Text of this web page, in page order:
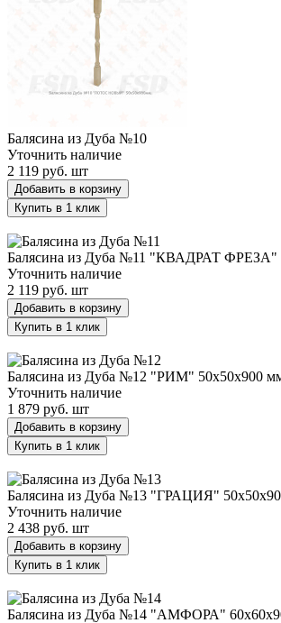
Балясина из Дуба №10
Уточнить наличие
2 119 руб. шт
Добавить в корзину
Купить в 1 клик
Балясина из Дуба №11 "КВАДРАТ ФРЕЗА"
Уточнить наличие
2 119 руб. шт
Добавить в корзину
Купить в 1 клик
Балясина из Дуба №12 "РИМ" 50х50х900
Уточнить наличие
1 879 руб. шт
Добавить в корзину
Купить в 1 клик
Балясина из Дуба №13 "ГРАЦИЯ"
Уточнить наличие
2 438 руб. шт
Добавить в корзину
Купить в 1 клик
Балясина из Дуба №14 "АМФОРА"